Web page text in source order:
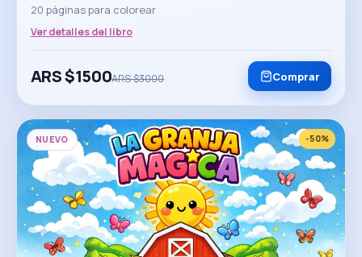
20 páginas para colorear
Ver detalles del libro
ARS $1500ARS $3000 Comprar
NUEVO -50%